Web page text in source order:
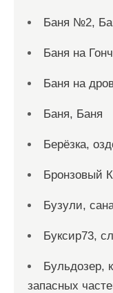
Баня №2,
Баня на
Баня на
Баня, Баня
Берёзка,
Бронзовый
Бузули,
Буксир73,
Бульдозер,
запасных